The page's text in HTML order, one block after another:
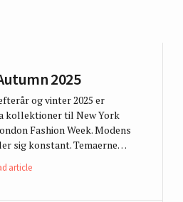
2025
og vinter 2025 er
kollektioner til New York
Fashion Week. Modens
sig konstant. Temaerne…
article